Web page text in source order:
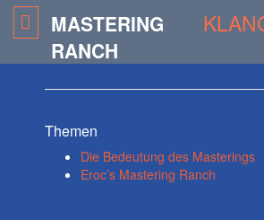
MASTERING
RANCH
Themen
Die Bedeutung des Masterings
Eroc’s Mastering Ranch